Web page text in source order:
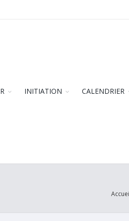
INITIATION CALENDRIER